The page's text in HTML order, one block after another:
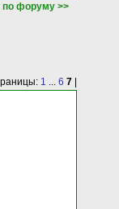
по форуму >>
1 ... 6 7